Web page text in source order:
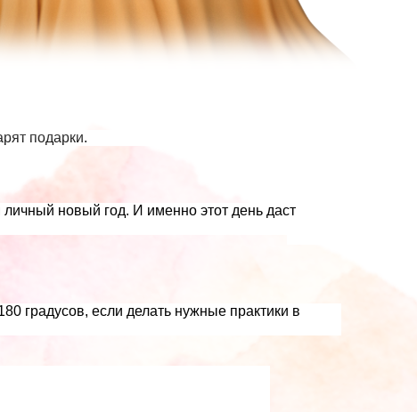
подарки.
личный новый год. И именно этот день даст
градусов, если делать нужные практики в